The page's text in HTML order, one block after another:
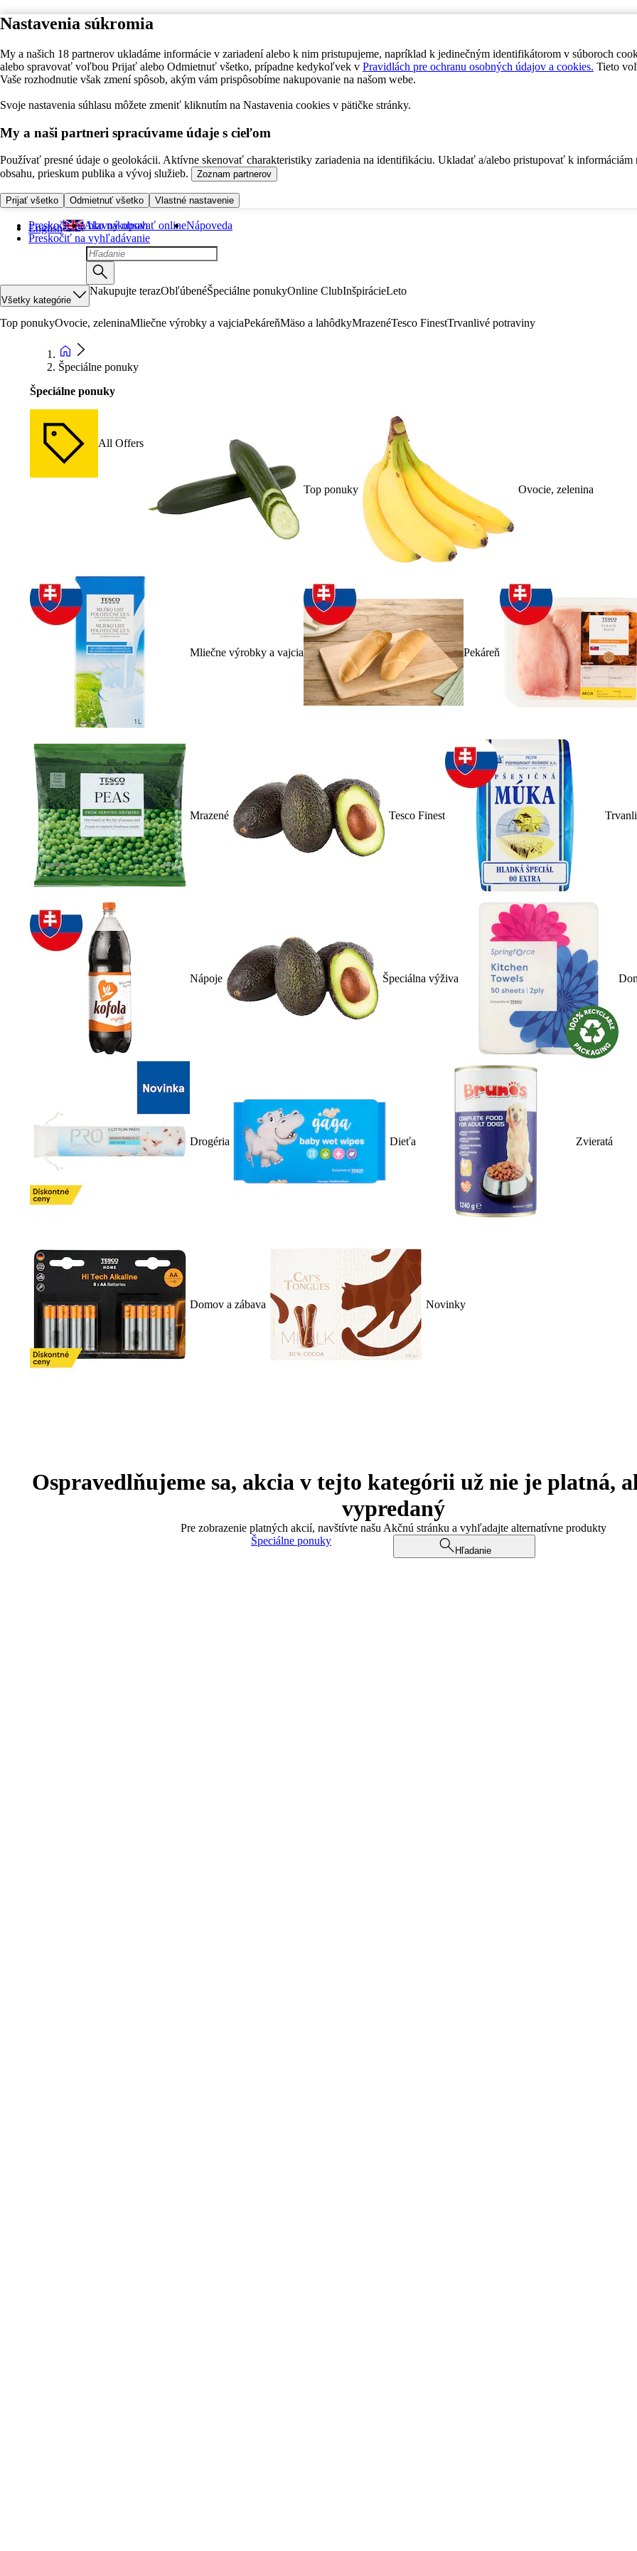
Nastavenia súkromia
My a našich 18 partnerov ukladáme informácie v zariadení alebo k nim pristupujeme, napríklad k jedinečným identifikátorom v súboroch
alebo spravovať voľbou Prijať alebo Odmietnuť všetko, prípadne kedykoľvek v Pravidlách pre ochranu osobných údajov a cookies. Tieto
Vaše rozhodnutie však zmení spôsob, akým vám prispôsobíme nakupovanie na našom webe.
Svoje nastavenia súhlasu môžete zmeniť kliknutím na Nastavenia cookies v pätičke stránky.
My a naši partneri spracúvame údaje s cieľom
Používať presné údaje o geolokácii. Aktívne skenovať charakteristiky zariadenia na identifikáciu. Ukladať a/alebo pristupovať k informáciám
obsahu, prieskum publika a vývoj služieb.
Zoznam partnerov
Prijať všetko Odmietnuť všetko Vlastné nastavenie
Preskočiť na hlavný obsah
Preskočiť na vyhľadávanie
English Ako nakupovať onlineNápoveda
Všetky kategórie
Nakupujte terazObľúbenéŠpeciálne ponukyOnline ClubInšpirácieLeto
Top ponukyOvocie, zeleninaMliečne výrobky a vajciaPekáreňMäso a lahôdkyMrazenéTesco FinestTrvanlivé potraviny
Špeciálne ponuky
Špeciálne ponuky
All Offers
Top ponuky Ovocie, zelenina
Mliečne výrobky a vajcia Pekáreň
Mrazené Tesco Finest
Nápoje Špeciálna výživa
Drogéria Dieťa Zvieratá
Domov a zábava Novinky
Ospravedlňujeme sa, akcia v tejto kategórii už nie je platná,
vypredaný
Pre zobrazenie platných akcií, navštívte našu Akčnú stránku a vyhľadajte alternatívne produkty
Špeciálne ponuky
Hľadanie